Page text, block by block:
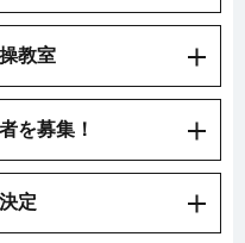
教室
を募集！
定